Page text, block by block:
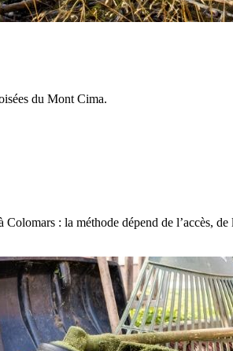
du Mont Cima.
: la méthode dépend de l’accès,